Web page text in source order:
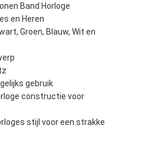
Band Horloge
en Heren
Groen, Blauw, Wit en
gebruik
constructie voor
stijl voor een strakke